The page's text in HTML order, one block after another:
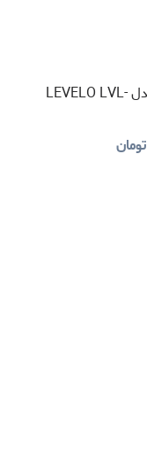
اسانس خوشبو کننده 3 عددی لولو مدل LEVELO LVL-
تومان